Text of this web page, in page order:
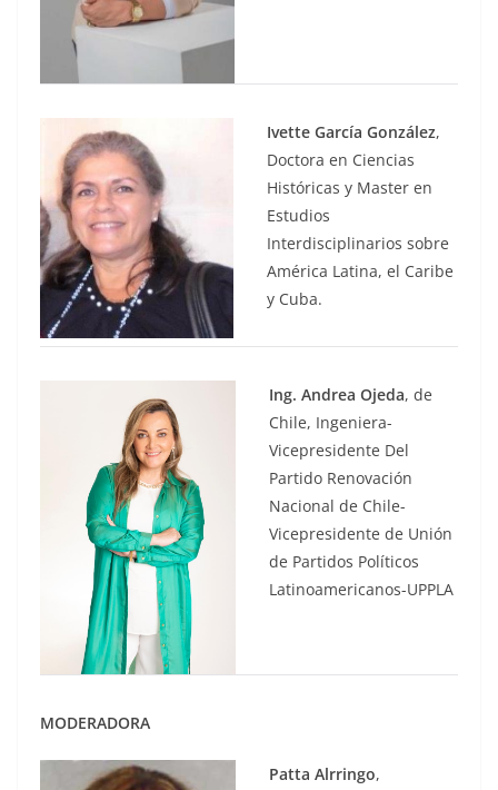
Ivette García González,
Doctora en Ciencias
Históricas y Master en
Estudios
Interdisciplinarios sobre
América Latina, el Caribe
y Cuba.
Ing. Andrea Ojeda, de
Chile, Ingeniera-
Vicepresidente Del
Partido Renovación
Nacional de Chile-
Vicepresidente de Unión
de Partidos Políticos
Latinoamericanos-UPPLA
MODERADORA
Patta Alrringo,